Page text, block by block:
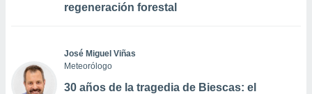
regeneración forestal
José Miguel Viñas
Meteorólogo
30 años de la tragedia de Biescas: el